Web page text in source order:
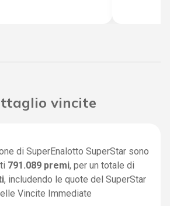
vincite
di SuperEnalotto SuperStar sono
791.089 premi, per un totale di
, includendo le quote del SuperStar
Vincite Immediate